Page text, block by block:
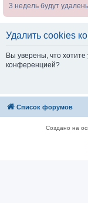
3 недель будут
Удалить cookies
Вы уверены, что
конференцией?
Список форумов
Создано на